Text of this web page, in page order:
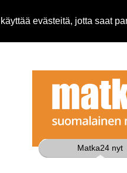
evästeitä, jotta saat
Matka24 nyt